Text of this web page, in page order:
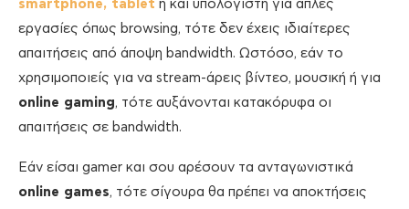
smartphone, tablet ή και υπολογιστή για απλές
εργασίες όπως browsing, τότε δεν έχεις ιδιαίτερες
απαιτήσεις από άποψη bandwidth. Ωστόσο, εάν το
χρησιμοποιείς για να stream-άρεις βίντεο, μουσική ή για
online gaming, τότε αυξάνονται κατακόρυφα οι
απαιτήσεις σε bandwidth.
Εάν είσαι gamer και σου αρέσουν τα ανταγωνιστικά
online games, τότε σίγουρα θα πρέπει να αποκτήσεις